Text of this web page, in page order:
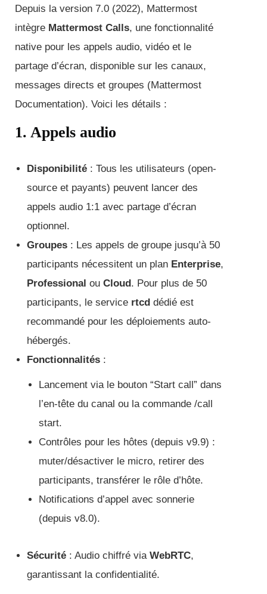
Depuis la version 7.0 (2022), Mattermost
intègre Mattermost Calls, une fonctionnalité
native pour les appels audio, vidéo et le
partage d’écran, disponible sur les canaux,
messages directs et groupes (Mattermost
Documentation). Voici les détails :
1. Appels audio
Disponibilité : Tous les utilisateurs (open-
source et payants) peuvent lancer des
appels audio 1:1 avec partage d’écran
optionnel.
Groupes : Les appels de groupe jusqu’à 50
participants nécessitent un plan Enterprise,
Professional ou Cloud. Pour plus de 50
participants, le service rtcd dédié est
recommandé pour les déploiements auto-
hébergés.
Fonctionnalités :
Lancement via le bouton “Start call” dans
l’en-tête du canal ou la commande /call
start.
Contrôles pour les hôtes (depuis v9.9) :
muter/désactiver le micro, retirer des
participants, transférer le rôle d’hôte.
Notifications d’appel avec sonnerie
(depuis v8.0).
Sécurité : Audio chiffré via WebRTC,
garantissant la confidentialité.